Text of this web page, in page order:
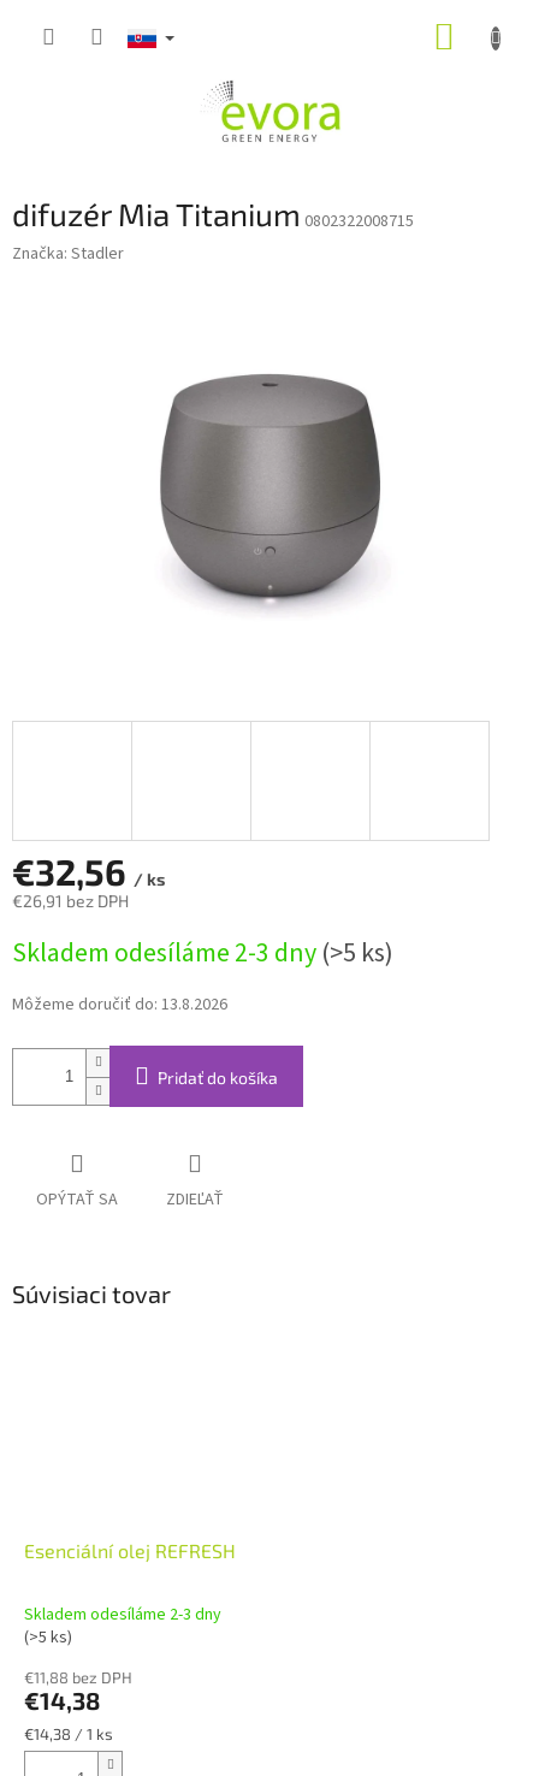
difuzér Mia Titanium 0802322008715
Značka: Stadler
€32,56 / ks
€26,91 bez DPH
cena:
Skladem odesíláme 2-3 dny(>5 ks)
Môžeme doručiť do: 13.8.2026
Pridať do košíka
OPÝTAŤ SA ZDIEĽAŤ
Súvisiaci tovar
Esenciální olej REFRESH
Skladem odesíláme 2-3 dny
(>5 ks)
€11,88 bez DPH
€14,38
Jednotková
cena:
€14,38 / 1 ks